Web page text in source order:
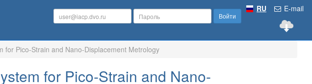
E-mail
RU
Войти
for Pico-Strain and Nano-Displacement Metrology
for Pico-Strain and Nano-